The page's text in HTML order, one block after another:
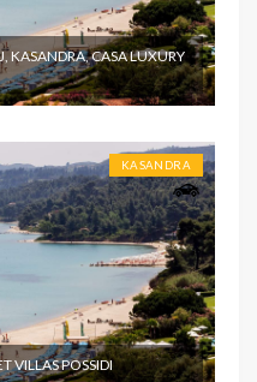
KASANDRA, CASA LUXURY
KASANDRA
VILLAS POSSIDI